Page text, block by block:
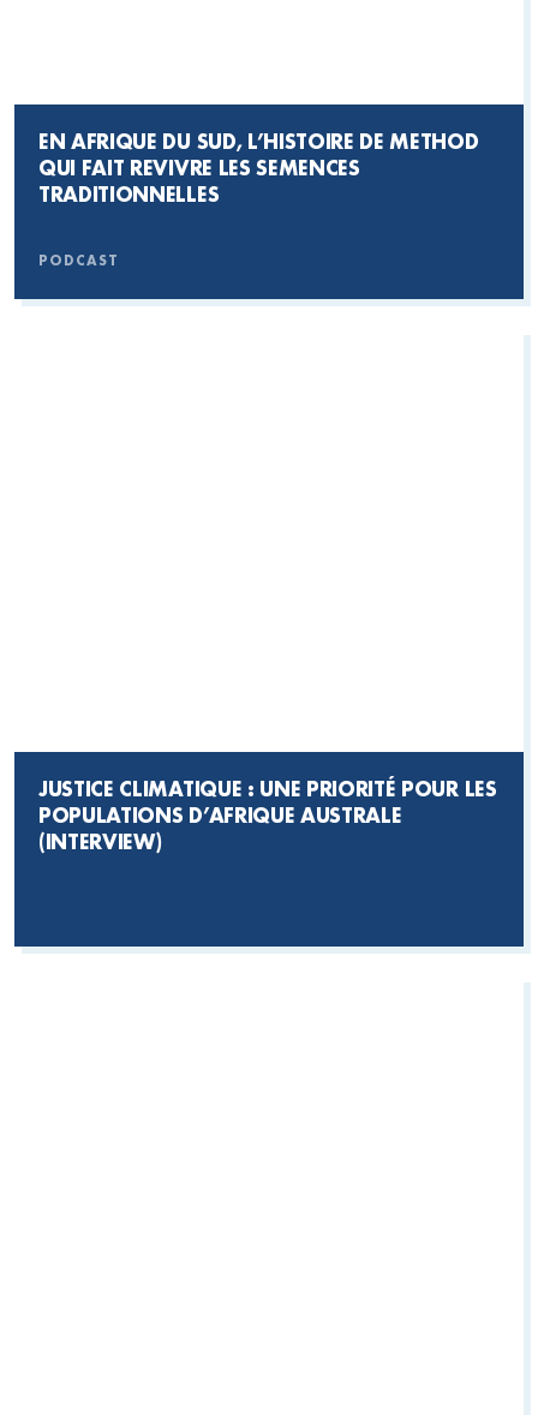
EN AFRIQUE DU SUD, L’HISTOIRE DE METHOD
QUI FAIT REVIVRE LES SEMENCES
TRADITIONNELLES
PODCAST
JUSTICE CLIMATIQUE : UNE PRIORITÉ POUR LES
POPULATIONS D’AFRIQUE AUSTRALE
(INTERVIEW)